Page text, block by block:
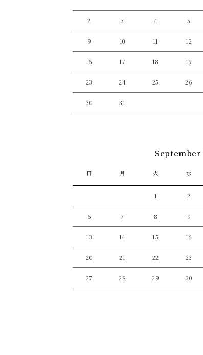
2 3 4 5
9 10 11 12
16 17 18 19
23 24 25 26
30 31
September
日 月 火 水
1 2
6 7 8 9
13 14 15 16
20 21 22 23
27 28 29 30